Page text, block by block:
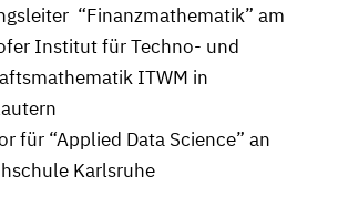
“Finanzmathematik” am
Institut für Techno- und
ITWM in
für “Applied Data Science” an
Karlsruhe